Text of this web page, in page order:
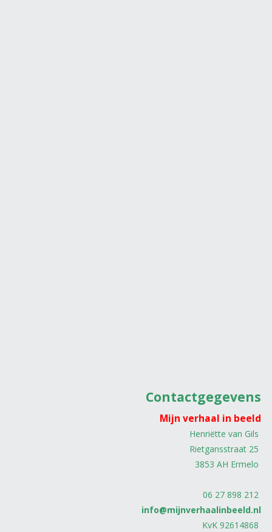
Contactgegevens
Mijn verhaal in beeld
Henriëtte van Gils
Rietgansstraat 25
3853 AH Ermelo
06 27 898 212
info@mijnverhaalinbeeld.nl
KvK 92614868